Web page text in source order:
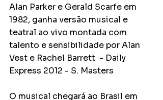
Alan Parker e Gerald Scarfe em
1982, ganha versão musical e
teatral ao vivo montada com
talento e sensibilidade por Alan
Vest e Rachel Barrett  - Daily
Express 2012 - S. Masters
O musical chegará ao Brasil em